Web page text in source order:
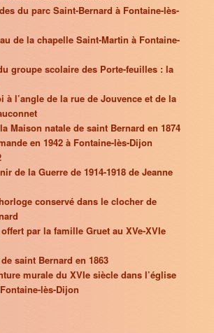
du parc Saint-Bernard à Fontaine-lès-
de la chapelle Saint-Martin à Fontaine-
groupe scolaire des Porte-feuilles : la
à l’angle de la rue de Jouvence et de la
Maison natale de saint Bernard en 1874
en 1942 à Fontaine-lès-Dijon
de la Guerre de 1914-1918 de Jeanne
conservé dans le clocher de
par la famille Gruet au XVe-XVIe
saint Bernard en 1863
murale du XVIe siècle dans l’église
lès-Dijon